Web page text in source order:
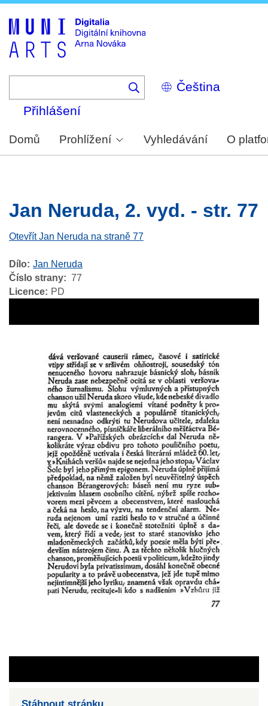
Select
your
Přihlášení
Domů Prohlížení Vyhledávání O
Jan Neruda, 2. vyd. - str. 77
Otevřít Jan Neruda na straně 77
Dílo Jan Neruda
Číslo strany
77
Licence
PD
Stáhnout stránku